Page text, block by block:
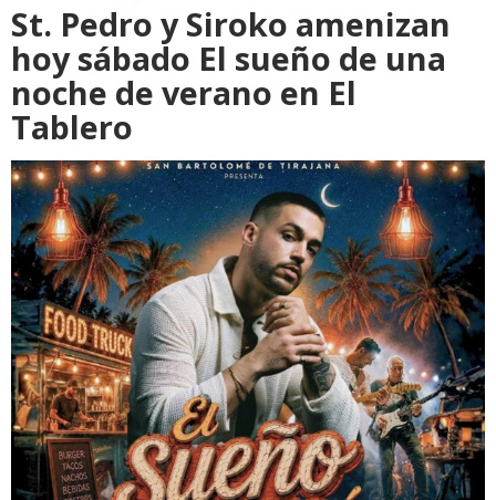
St. Pedro y Siroko amenizan
hoy sábado El sueño de una
noche de verano en El
Tablero